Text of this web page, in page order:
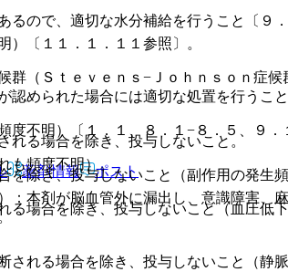
ので、適切な水分補給を行うこと〔９
る場合を除き、投与しないこと。
除き、投与しないこと（副作用の発生頻
場合を除き、投与しないこと（血圧低
れる場合を除き、投与しないこと（静
〔１１．１．１１参照〕。
（Ｓｔｅｖｅｎｓ−Ｊｏｈｎｓｏｎ症
められた場合には適切な処置を行うこと
不明）〔１．１、８．１−８．５、９．
も頻度不明）。
本剤が脳血管外に漏出し、意識障害、
薬剤情報 ポスト